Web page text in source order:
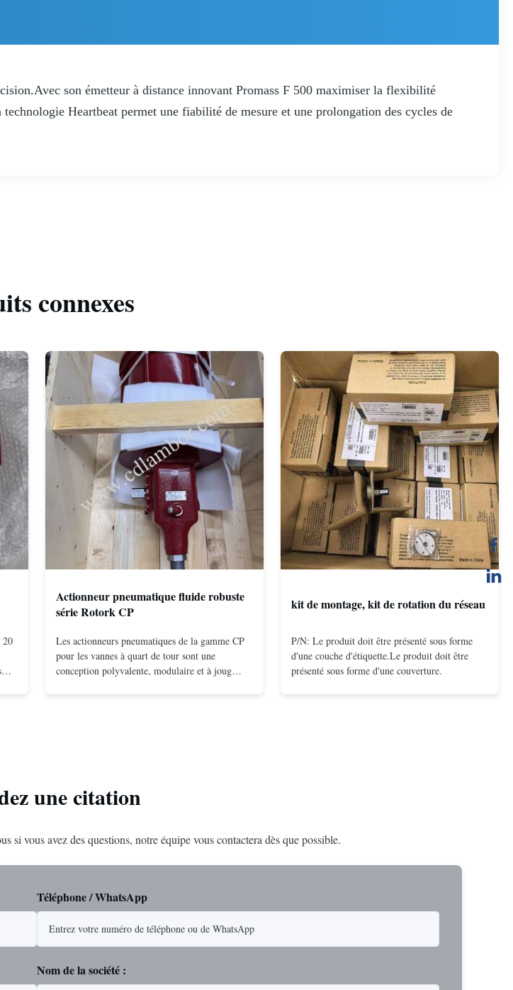
son émetteur à distance innovant Promass F 500 maximiser la flexibilité
Heartbeat permet une fiabilité de mesure et une prolongation des cycles de
connexes
20
Actionneur pneumatique fluide robuste
série Rotork CP
Les actionneurs pneumatiques de la gamme CP
pour les vannes à quart de tour sont une
conception polyvalente, modulaire et à joug
kit de montage, kit de rotation du réseau
P/N: Le produit doit être présenté sous forme
d'une couche d'étiquette.Le produit doit être
présenté sous forme d'une couverture.
une citation
si vous avez des questions, notre équipe vous contactera dès que possible.
Téléphone / WhatsApp
Nom de la société :